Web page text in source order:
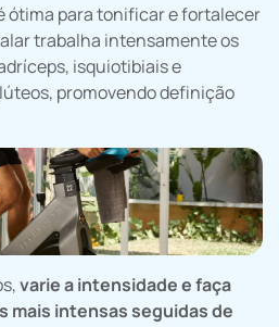
ótima para tonificar e fortalecer
trabalha intensamente os
isquiotibiais e
promovendo definição
varie a intensidade e faça
mais intensas seguidas de